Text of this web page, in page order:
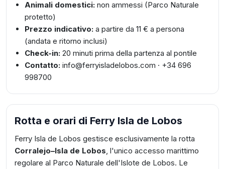
Animali domestici: non ammessi (Parco Naturale
protetto)
Prezzo indicativo: a partire da 11 € a persona
(andata e ritorno inclusi)
Check-in: 20 minuti prima della partenza al pontile
Contatto: info@ferryisladelobos.com · +34 696
998700
Rotta e orari di Ferry Isla de Lobos
Ferry Isla de Lobos gestisce esclusivamente la rotta
Corralejo–Isla de Lobos , l'unico accesso marittimo
regolare al Parco Naturale dell'Islote de Lobos. Le